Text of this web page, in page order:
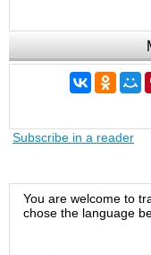
Subscribe in a reader
You are welcome to
chose the language